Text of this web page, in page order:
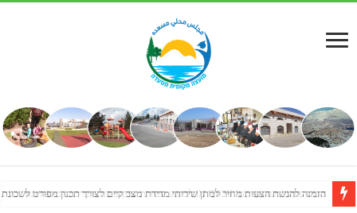
הזמנה להגשת הצעות מחיר למתן שירותי מדידת מצב קיים לצורך תכנון מפורט